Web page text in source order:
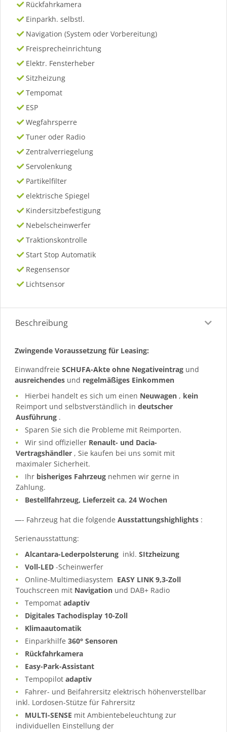
Rückfahrkamera
Einparkh. selbstl.
Navigation (System oder Vorbereitung)
Freisprecheinrichtung
Elektr. Fensterheber
Sitzheizung
Tempomat
ESP
Wegfahrsperre
Tuner oder Radio
Zentralverriegelung
Servolenkung
Partikelfilter
elektrische Spiegel
Kindersitzbefestigung
Nebelscheinwerfer
Traktionskontrolle
Start Stop Automatik
Regensensor
Lichtsensor
Beschreibung
Zwingende Voraussetzung für Leasing:
Einwandfreie SCHUFA-Akte ohne Negativeintrag und
ausreichendes und regelmäßiges Einkommen
Hierbei handelt es sich um einen Neuwagen , kein
Reimport und selbstverständlich in deutscher
Ausführung .
Sparen Sie sich die Probleme mit Reimporten.
Wir sind offizieller Renault- und Dacia-
Vertragshändler , Sie kaufen bei uns somit mit
maximaler Sicherheit.
Ihr bisheriges Fahrzeug nehmen wir gerne in
Zahlung.
Bestellfahrzeug, Lieferzeit ca. 24 Wochen
—- Fahrzeug hat die folgende Ausstattungshighlights :
Serienausstattung:
Alcantara-Lederpolsterung inkl.SItzheizung
Voll-LED -Scheinwerfer
Online-Multimediasystem EASY LINK 9,3-Zoll
Touchscreen mit Navigation und DAB+ Radio
Tempomatadaptiv
Digitales Tachodisplay 10-Zoll
Klimaautomatik
Einparkhilfe360° Sensoren
Rückfahrkamera
Easy-Park-Assistant
Tempopilotadaptiv
Fahrer- und Beifahrersitz elektrisch höhenverstellbar
inkl. Lordosen-Stütze für Fahrersitz
MULTI-SENSE mit Ambientebeleuchtung zur
individuellen Einstellung der